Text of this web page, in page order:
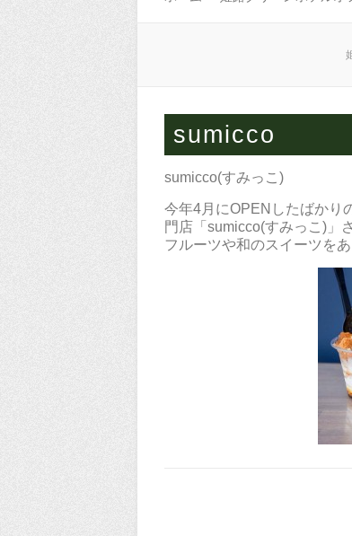
sumicco
sumicco(すみっこ)
今年4月にOPENしたばか
門店「sumicco(すみっこ)」
フルーツや和のスイーツを